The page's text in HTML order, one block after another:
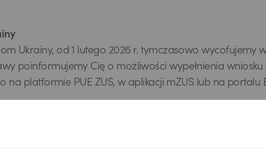
Ukrainy, od 1 lutego 2026 r. tymczasowo wycofujemy
poinformujemy Cię o możliwości wypełnienia wniosku
platformie PUE ZUS, w aplikacji mZUS lub na portalu